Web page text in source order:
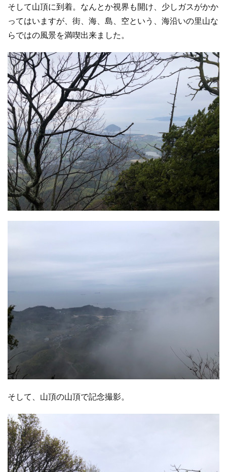
そして山頂に到着。なんとか視界も開け、少しガスがかか
ってはいますが、街、海、島、空という、海沿いの里山な
らではの風景を満喫出来ました。
そして、山頂の山頂で記念撮影。